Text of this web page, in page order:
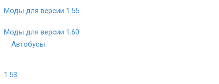
Моды для версии 1.55
Моды для версии 1.60
Автобусы
1.53